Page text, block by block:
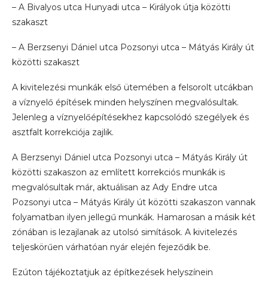
– A Bivalyos utca Hunyadi utca – Királyok útja közötti
szakaszt
– A Berzsenyi Dániel utca Pozsonyi utca – Mátyás Király út
közötti szakaszt
A kivitelezési munkák első ütemében a felsorolt utcákban
a víznyelő építések minden helyszínen megvalósultak.
Jelenleg a víznyelőépítésekhez kapcsolódó szegélyek és
asztfalt korrekciója zajlik.
A Berzsenyi Dániel utca Pozsonyi utca – Mátyás Király út
közötti szakaszon az említett korrekciós munkák is
megvalósultak már, aktuálisan az Ady Endre utca
Pozsonyi utca – Mátyás Király út közötti szakaszon vannak
folyamatban ilyen jellegű munkák. Hamarosan a másik két
zónában is lezajlanak az utolsó simítások. A kivitelezés
teljeskörűen várhatóan nyár elején fejeződik be.
Ezúton tájékoztatjuk az építkezések helyszínein